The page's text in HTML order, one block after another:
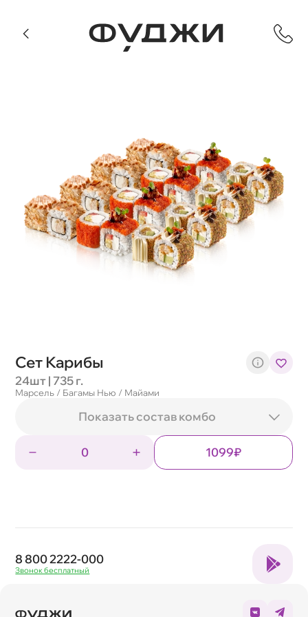
Сет Карибы
24шт | 735 г.
Марсель / Багамы Нью / Майами
Показать состав комбо
0 1099₽
8 800 2222-000
Звонок бесплатный